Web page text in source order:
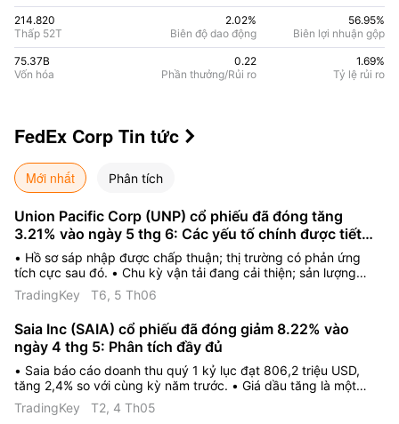
214.820
Thấp 52T
2.02%
Biên độ dao động
56.95%
Biên lợi nhuận gộp
75.37B
Vốn hóa
0.22
Phần thưởng/Rủi ro
1.69%
Tỷ lệ rủi ro
FedEx Corp Tin tức 
Mới nhất Phân tích
Union Pacific Corp (UNP) cổ phiếu đã đóng tăng
3.21% vào ngày 5 thg 6: Các yếu tố chính được tiết
lộ
• Hồ sơ sáp nhập được chấp thuận; thị trường có phản ứng
tích cực sau đó. • Chu kỳ vận tải đang cải thiện; sản lượng
quốc tế và nội địa đều tăng. • Các nhà phân tích duy trì
khuyến nghị "Mua ở mức trung bình" với tiềm năng tăng giá.
TradingKey T6, 5 Th06
Saia Inc (SAIA) cổ phiếu đã đóng giảm 8.22% vào
ngày 4 thg 5: Phân tích đầy đủ
• Saia báo cáo doanh thu quý 1 kỷ lục đạt 806,2 triệu USD,
tăng 2,4% so với cùng kỳ năm trước. • Giá dầu tăng là một
trở ngại lớn đối với biên lợi nhuận hoạt động của Saia. • Tâm
lý của các nhà phân tích đang có sự trái chiều, với xếp hạng
TradingKey T2, 4 Th05